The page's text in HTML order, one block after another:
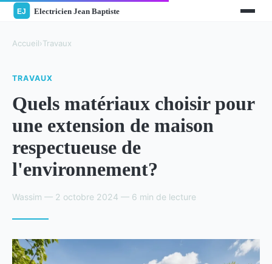
Accueil›Travaux
TRAVAUX
Quels matériaux choisir pour
une extension de maison
respectueuse de
l'environnement?
Wassim — 2 octobre 2024 — 6 min de lecture